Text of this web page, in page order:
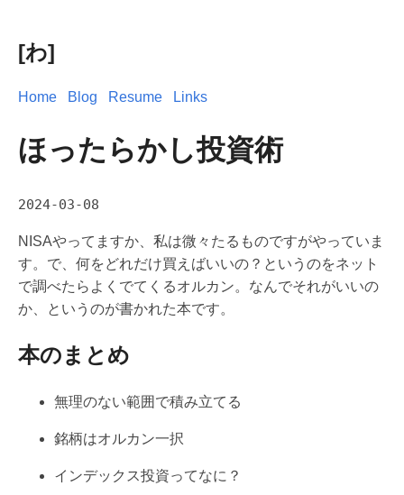
[わ]
Home Blog Resume Links
ほったらかし投資術
2024-03-08
NISAやってますか、私は微々たるものですがやっていま
す。で、何をどれだけ買えばいいの？というのをネット
で調べたらよくでてくるオルカン。なんでそれがいいの
か、というのが書かれた本です。
本のまとめ
無理のない範囲で積み立てる
銘柄はオルカン一択
インデックス投資ってなに？